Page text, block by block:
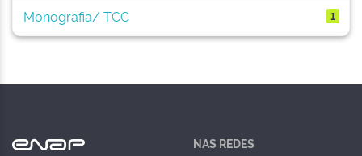
Monografia/ TCC
1
NAS REDES